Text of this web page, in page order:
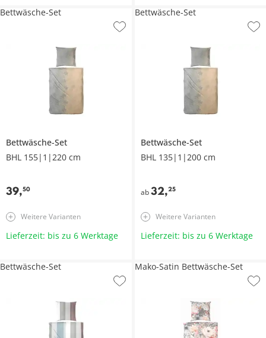
Bettwäsche-Set
BHL 155|1|220 cm
39,50
Bettwäsche-Set
Weitere Varianten
Lieferzeit: bis zu 6 Werktage
Bettwäsche-Set
BHL 135|1|200 cm
ab 32,25
Bettwäsche-Set
Weitere Varianten
Lieferzeit: bis zu 6 Werktage
Bettwäsche-Set Mako-Satin Bettwäsche-Set